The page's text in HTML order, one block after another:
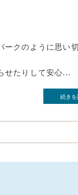
ークのように思い
せたりして安心...
続きを